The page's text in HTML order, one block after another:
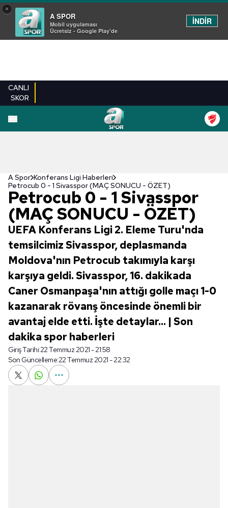
×
A SPOR
Mobil uygulaması
Ücretsiz - Google Play'de
İNDİR
CANLI
SKOR
A Spor Konferans Ligi Haberleri
Petrocub 0 - 1 Sivasspor (MAÇ SONUCU - ÖZET)
Petrocub 0 - 1 Sivasspor
(MAÇ SONUCU - ÖZET)
UEFA Konferans Ligi 2. Eleme Turu'nda
temsilcimiz Sivasspor, deplasmanda
Moldova'nın Petrocub takımıyla karşı
karşıya geldi. Sivasspor, 16. dakikada
Caner Osmanpaşa'nın attığı golle maçı 1-0
kazanarak rövanş öncesinde önemli bir
avantaj elde etti. İşte detaylar... | Son
dakika spor haberleri
Giriş Tarihi:22 Temmuz 2021 - 21:58
Son Güncelleme:22 Temmuz 2021 - 22:32